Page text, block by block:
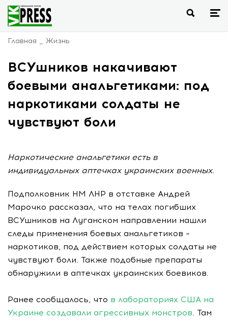
Главная Жизнь
ВСУшников накачивают
боевыми анальгетиками: под
наркотиками солдаты не
чувствуют боли
Наркотические анальгетики есть в
индивидуальных аптечках украинских военных.
Подполковник НМ ЛНР в отставке Андрей
Марочко рассказал, что на телах погибших
ВСУшников на Луганском направлении нашли
следы применения боевых анальгетиков –
наркотиков, под действием которых солдаты не
чувствуют боли. Также подобные препараты
обнаружили в аптечках украинских боевиков.
Ранее сообщалось, что в лабораториях США на
Украине создавали агрессивных монстров. Там